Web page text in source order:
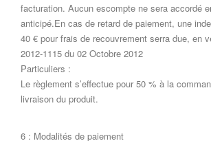
facturation. Aucun escompte ne sera accordé
anticipé.En cas de retard de paiement, une
40 € pour frais de recouvrement serra due, en
2012-1115 du 02 Octobre 2012
Particuliers :
Le règlement s’effectue pour 50 % à la
livraison du produit.
6 : Modalités de paiement